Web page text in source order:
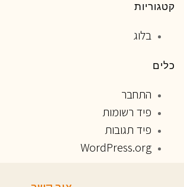
קטגוריות
בלוג
כלים
התחבר
פיד רשומות
פיד תגובות
WordPress.org